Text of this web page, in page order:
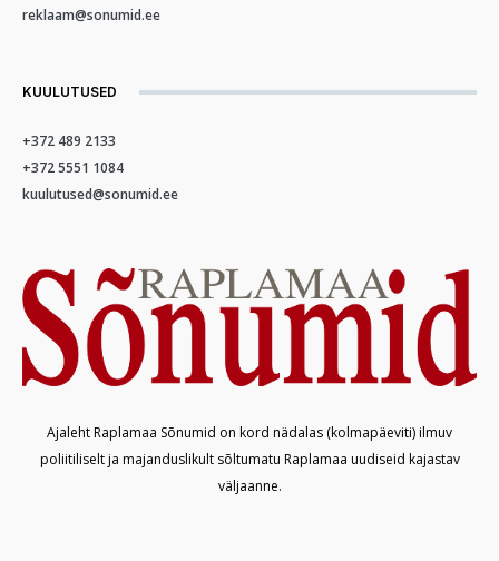
reklaam@sonumid.ee
KUULUTUSED
+372 489 2133
+372 5551 1084
kuulutused@sonumid.ee
Ajaleht Raplamaa Sõnumid on kord nädalas (kolmapäeviti) ilmuv
poliitiliselt ja majanduslikult sõltumatu Raplamaa uudiseid kajastav
väljaanne.